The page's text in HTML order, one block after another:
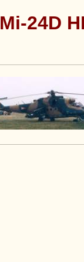
Mi-24D